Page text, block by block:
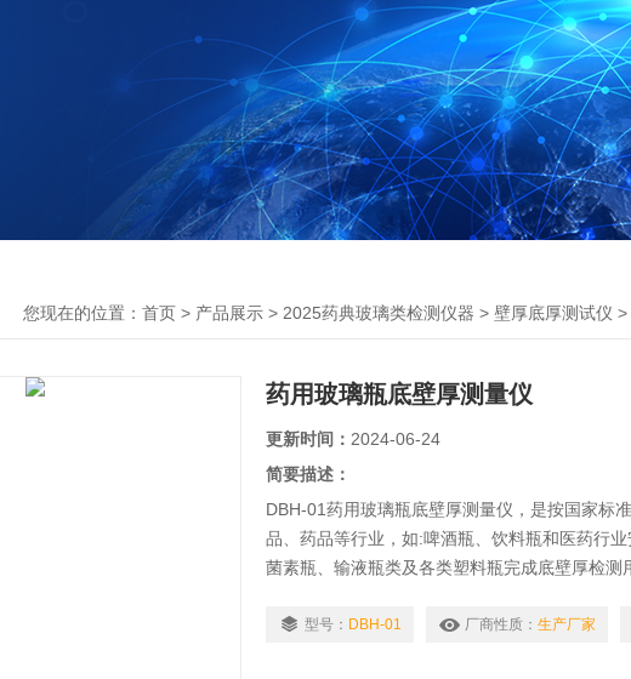
您现在的位置： 首页 > 产品展示 > 2025药典玻璃类检测仪器 > 壁厚底厚测试仪 >
药用玻璃瓶底壁厚测量仪
更新时间： 2024-06-24
简要描述：
DBH-01药用玻璃瓶底壁厚测量仪，是按国家标
品、药品等行业，如:啤酒瓶、饮料瓶和医药行
菌素瓶、输液瓶类及各类塑料瓶完成底壁厚检测
型号： DBH-01 厂商性质： 生产厂家